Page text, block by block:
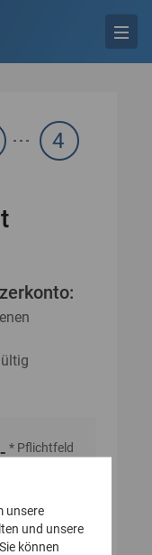
4
* Pflichtfeld
unsere
und unsere
können